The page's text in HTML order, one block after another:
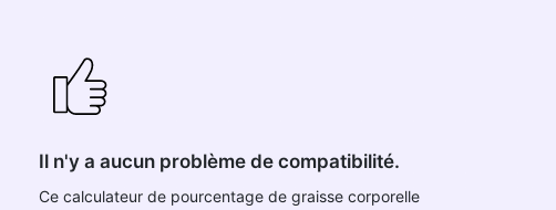
Il n'y a aucun problème de compatibilité.
Ce calculateur de pourcentage de graisse corporelle